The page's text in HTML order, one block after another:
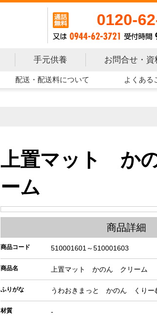
0120-
手元供養 お問合せ・資
配送・配送料について よくある
上置マット か
ーム
商品詳細
商品コード 510001601～510001603
商品名 上置マット かのん クリーム
ふりがな うわおきまっと かのん くりー
材質 -